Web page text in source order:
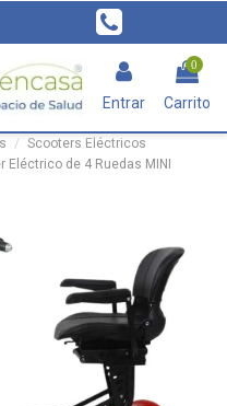
Entrar
0
Carrito
Scooters Eléctricos
Eléctrico de 4 Ruedas MINI